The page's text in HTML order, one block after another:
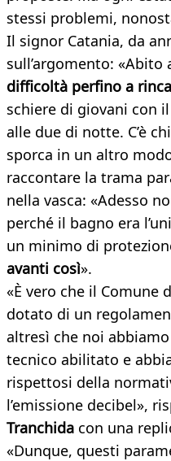
stessi problemi,
Il signor Catania, da
sull’argomento:
difficoltà perfino a
schiere di giovani con
alle due di notte. C’è
sporca in un altro
raccontare la trama
nella vasca: «Adesso
perché il bagno era
un minimo di
avanti così».
«È vero che il Comune
dotato di un
altresì che noi
tecnico abilitato e
rispettosi della
l’emissione decibel»,
Tranchida con una
«Dunque, questi